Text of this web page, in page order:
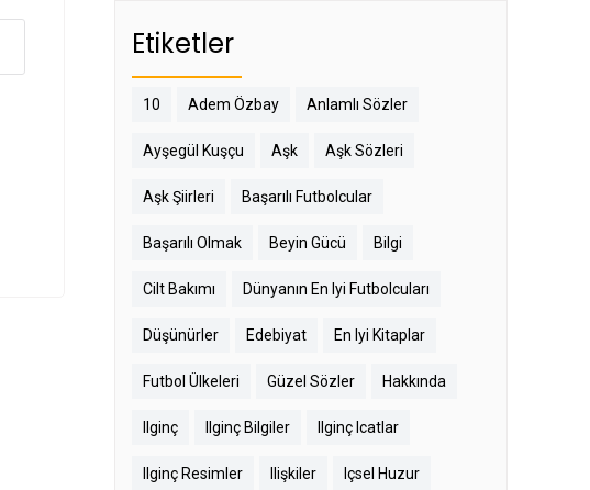
Etiketler
10 Adem Özbay Anlamlı Sözler
Ayşegül Kuşçu Aşk Aşk Sözleri
Aşk Şiirleri Başarılı Futbolcular
Başarılı Olmak Beyin Gücü Bilgi
Cilt Bakımı Dünyanın En Iyi Futbolcuları
Düşünürler Edebiyat En Iyi Kitaplar
Futbol Ülkeleri Güzel Sözler Hakkında
Ilginç Ilginç Bilgiler Ilginç Icatlar
Ilginç Resimler Ilişkiler Içsel Huzur